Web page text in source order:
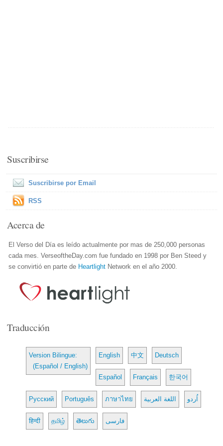
Suscribirse
Suscribirse por Email
RSS
Acerca de
El Verso del Día es leído actualmente por mas de 250,000 personas
cada mes. VerseoftheDay.com fue fundado en 1998 por Ben Steed y
se convirtió en parte de Heartlight Network en el año 2000.
Traducción
Version Bilingue:
(Español / English)
English 中文 Deutsch
Español Français 한국어
Русский Português ภาษาไทย اللغة العربية اُردو
हिन्दी தமிழ் తెలుగు فارسی